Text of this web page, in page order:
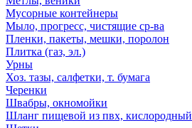
Мусорные контейнеры
Мыло, прогресс, чистящие ср-ва
Пленки, пакеты, мешки, поролон
Плитка (газ, эл.)
Урны
Хоз. тазы, салфетки, т. бумага
Черенки
Швабры, окномойки
Шланг пищевой из пвх, кислородный